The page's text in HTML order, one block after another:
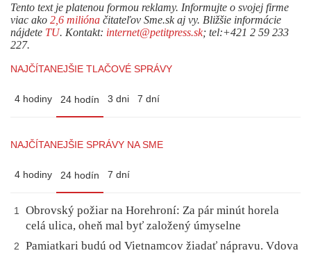
Tento text je platenou formou reklamy. Informujte o svojej firme
viac ako 2,6 milióna čitateľov Sme.sk aj vy. Bližšie informácie
nájdete TU. Kontakt: internet@petitpress.sk; tel:+421 2 59 233
227.
NAJČÍTANEJŠIE TLAČOVÉ SPRÁVY
4 hodiny 24 hodín 3 dni 7 dní
NAJČÍTANEJŠIE SPRÁVY NA SME
4 hodiny 24 hodín 7 dní
1
Obrovský požiar na Horehroní: Za pár minút horela
celá ulica, oheň mal byť založený úmyselne
2
Pamiatkari budú od Vietnamcov žiadať nápravu. Vdova